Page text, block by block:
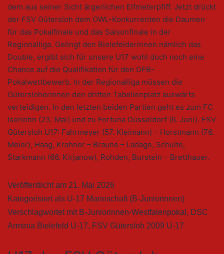
dem aus seiner Sicht ärgerlichen Elfmeterpfiff. Jetzt drückt
der FSV Gütersloh dem OWL-Konkurrenten die Daumen
für das Pokalfinale und das Saisonfinale in der
Regionalliga. Gelingt den Bielefelderinnen nämlich das
Double, ergibt sich für unsere U17 wohl doch noch eine
Chance auf die Qualifikation für den DFB-
Pokalwettbewerb. In der Regionalliga müssen die
Gütersloherinnen den dritten Tabellenplatz auswärts
verteidigen. In den letzten beiden Partien geht es zum FC
Iserlohn (23. Mai) und zu Fortuna Düsseldorf (6. Juni). FSV
Gütersloh U17: Fahrmeyer (57. Kleimann) – Horstmann (76.
Meier), Haag, Krahner – Braune – Ladage, Schulte,
Starkmann (66. Kirjanow), Rohden, Burstein – Bretthauer.
Veröffentlicht am 21. Mai 2026
Kategorisiert als U-17 Mannschaft (B-Juniorinnen)
Verschlagwortet mit B-Juniorinnen-Westfalenpokal , DSC
Arminia Bielefeld U-17, FSV Gütersloh 2009 U-17